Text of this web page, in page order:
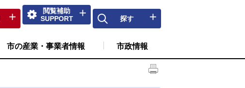
閲覧補助
SUPPORT
探す
市の産業・事業者情報 市政情報